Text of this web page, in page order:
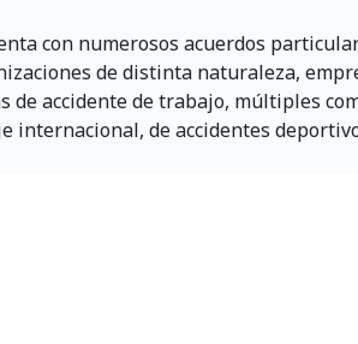
con numerosos acuerdos
de distinta naturaleza,
de accidente de trabajo, múltiples
internacional, de accidentes